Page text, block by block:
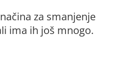
za smanjenje
ima ih još mnogo.